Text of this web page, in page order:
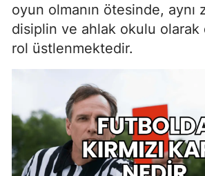
oyun olmanın ötesinde, aynı
disiplin ve ahlak okulu olarak
rol üstlenmektedir.